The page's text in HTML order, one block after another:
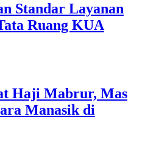
Standar Layanan
Ruang KUA
Haji Mabrur, Mas
Manasik di